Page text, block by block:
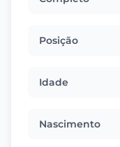
Posição
Idade
Nascimento